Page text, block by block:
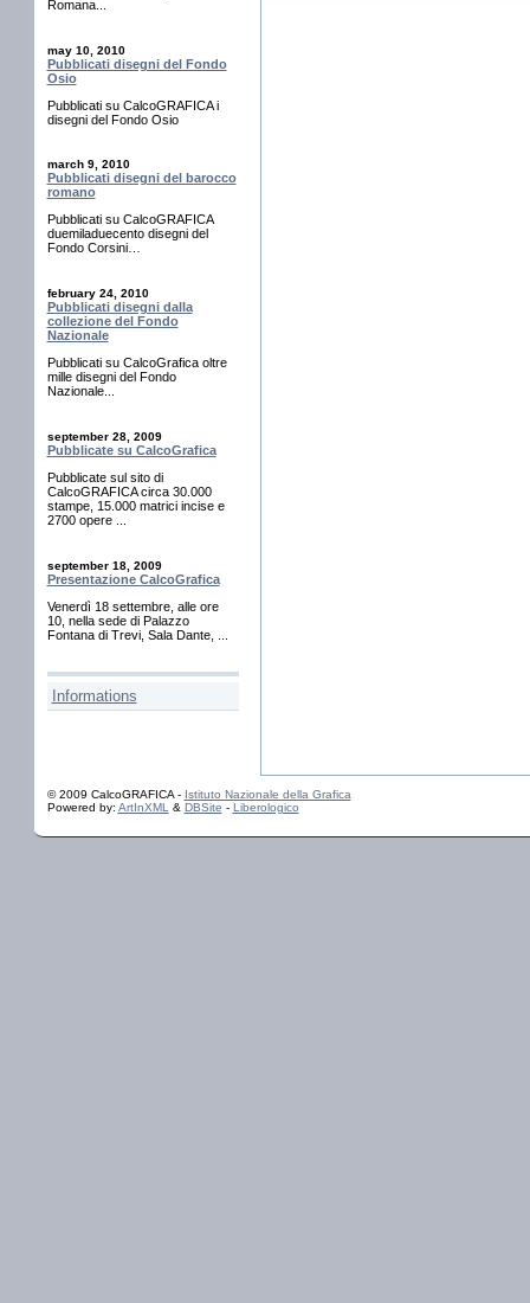
Romana...
may 10, 2010
Pubblicati disegni del Fondo
Osio
Pubblicati su CalcoGRAFICA i
disegni del Fondo Osio
march 9, 2010
Pubblicati disegni del barocco
romano
Pubblicati su CalcoGRAFICA
duemiladuecento disegni del
Fondo Corsini…
february 24, 2010
Pubblicati disegni dalla
collezione del Fondo
Nazionale
Pubblicati su CalcoGrafica oltre
mille disegni del Fondo
Nazionale...
september 28, 2009
Pubblicate su CalcoGrafica
Pubblicate sul sito di
CalcoGRAFICA circa 30.000
stampe, 15.000 matrici incise e
2700 opere ...
september 18, 2009
Presentazione CalcoGrafica
Venerdì 18 settembre, alle ore
10, nella sede di Palazzo
Fontana di Trevi, Sala Dante, ...
Informations
© 2009 CalcoGRAFICA - Istituto Nazionale della Grafica
Powered by: ArtInXML& DBSite - Liberologico